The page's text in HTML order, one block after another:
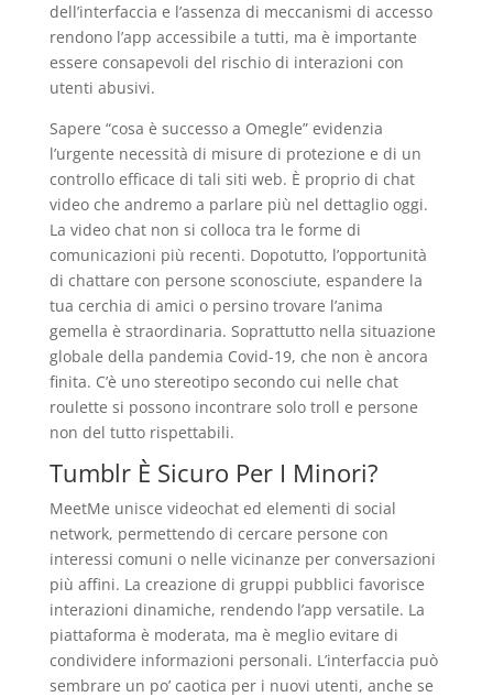
dell’interfaccia e l’assenza di meccanismi di accesso
rendono l’app accessibile a tutti, ma è importante
essere consapevoli del rischio di interazioni con
utenti abusivi.
Sapere “cosa è successo a Omegle” evidenzia
l’urgente necessità di misure di protezione e di un
controllo efficace di tali siti web. È proprio di chat
video che andremo a parlare più nel dettaglio oggi.
La video chat non si colloca tra le forme di
comunicazioni più recenti. Dopotutto, l’opportunità
di chattare con persone sconosciute, espandere la
tua cerchia di amici o persino trovare l’anima
gemella è straordinaria. Soprattutto nella situazione
globale della pandemia Covid-19, che non è ancora
finita. C’è uno stereotipo secondo cui nelle chat
roulette si possono incontrare solo troll e persone
non del tutto rispettabili.
Tumblr È Sicuro Per I Minori?
MeetMe unisce videochat ed elementi di social
network, permettendo di cercare persone con
interessi comuni o nelle vicinanze per conversazioni
più affini. La creazione di gruppi pubblici favorisce
interazioni dinamiche, rendendo l’app versatile. La
piattaforma è moderata, ma è meglio evitare di
condividere informazioni personali. L’interfaccia può
sembrare un po’ caotica per i nuovi utenti, anche se